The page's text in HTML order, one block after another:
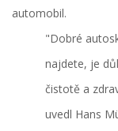
automobil.
"Dobré
najdete, je
čistotě a
uvedl Hans